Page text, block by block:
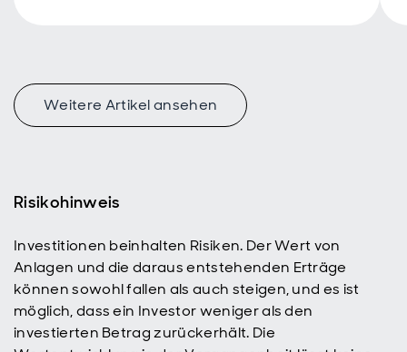
Weitere Artikel ansehen
Risikohinweis
Investitionen beinhalten Risiken. Der Wert von
Anlagen und die daraus entstehenden Erträge
können sowohl fallen als auch steigen, und es ist
möglich, dass ein Investor weniger als den
investierten Betrag zurückerhält. Die